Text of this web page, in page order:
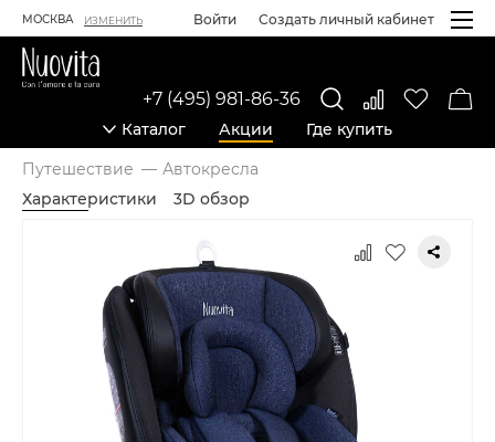
МОСКВА ИЗМЕНИТЬ Войти Создать личный кабинет
Каталог Акции Где купить
+7 (495) 981-86-36
Путешествие
Автокресла
Характеристики
3D обзор
Карточка товара